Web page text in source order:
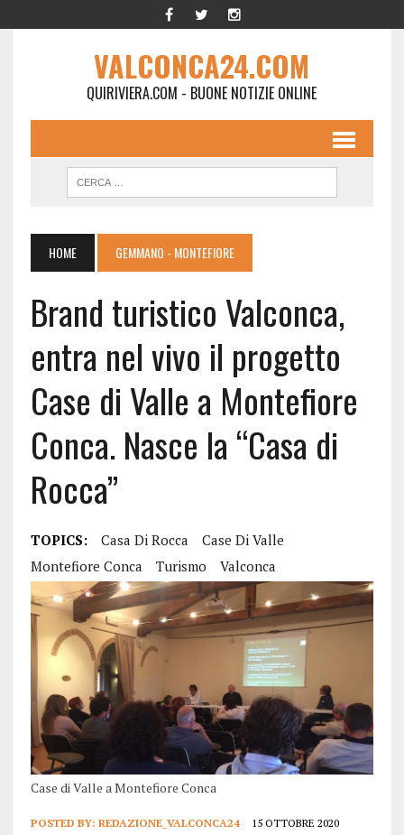
VALCONCA24.COM
QUIRIVIERA.COM - BUONE NOTIZIE ONLINE
HOME GEMMANO - MONTEFIORE
Brand turistico Valconca,
entra nel vivo il progetto
Case di Valle a Montefiore
Conca. Nasce la “Casa di
Rocca”
TOPICS: Casa Di Rocca
Case Di Valle
Montefiore Conca
Turismo Valconca
Case di Valle a Montefiore Conca
POSTED BY: REDAZIONE_VALCONCA24 15 OTTOBRE 2020